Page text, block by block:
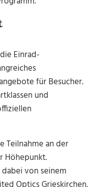
Einrad-
für Besucher.
und
Teilnahme an der
Höhepunkt.
von seinem